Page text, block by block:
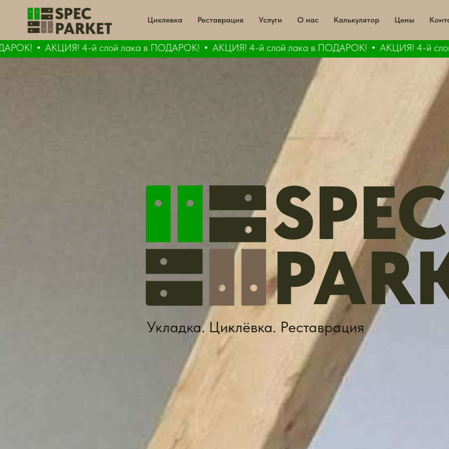
АКЦИЯ! 4-й слой лака в ПОДАРОК! АКЦИЯ! 4-й слой лака в ПОДАРОК! АКЦИЯ! 4-й слой
Циклевка Реставрация Услуги О нас Калькулятор Цены
SPEC
Укладка. Циклёвка. Реставрация